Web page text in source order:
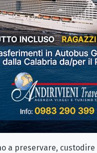
a preservare, custodire